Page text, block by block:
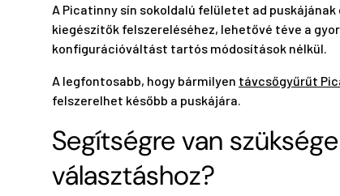
A Picatinny sín sokoldalú felületet ad puskájának
kiegészítők felszereléséhez, lehetővé téve a
konfigurációváltást tartós módosítások nélkül.
A legfontosabb, hogy bármilyen távcsőgyűrűt
felszerelhet később a puskájára.
Segítségre van
választáshoz?